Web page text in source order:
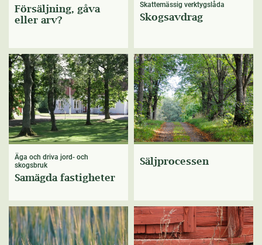
Försäljning, gåva
eller arv?
Skattemässig verktygslåda
Skogsavdrag
Äga och driva jord- och
skogsbruk
Samägda fastigheter
Säljprocessen